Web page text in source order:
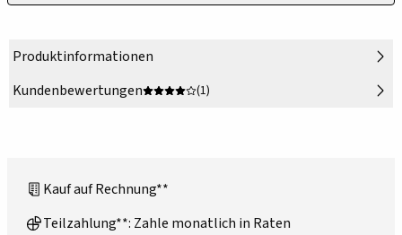
Produktinformationen
Kundenbewertungen
(1)
Kauf auf Rechnung**
Teilzahlung**: Zahle monatlich in Raten